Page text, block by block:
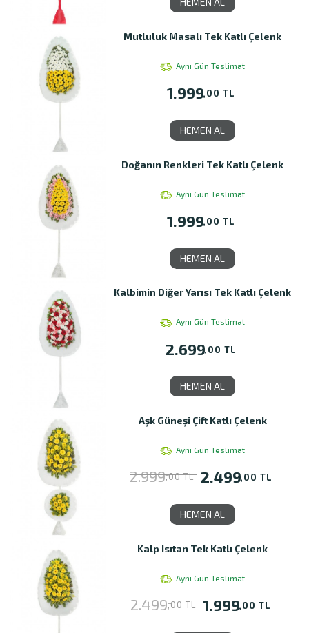
Mutluluk Masalı Tek Katlı Çelenk
Aynı Gün Teslimat
1.999,00 TL
HEMEN AL
Doğanın Renkleri Tek Katlı Çelenk
Aynı Gün Teslimat
1.999,00 TL
HEMEN AL
Kalbimin Diğer Yarısı Tek Katlı Çelenk
Aynı Gün Teslimat
2.699,00 TL
HEMEN AL
Aşk Güneşi Çift Katlı Çelenk
Aynı Gün Teslimat
2.999,00 TL 2.499,00 TL
HEMEN AL
Kalp Isıtan Tek Katlı Çelenk
Aynı Gün Teslimat
2.499,00 TL 1.999,00 TL